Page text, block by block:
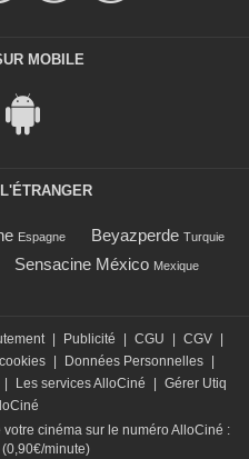
MOBILE
Espagne Beyazperde Turquie
Sensacine México Mexique
| Publicité | CGU | CGV |
| Données Personnelles |
| Les services AlloCiné | Gérer Utiq
cinéma sur le numéro AlloCiné :
(0,90€/minute)